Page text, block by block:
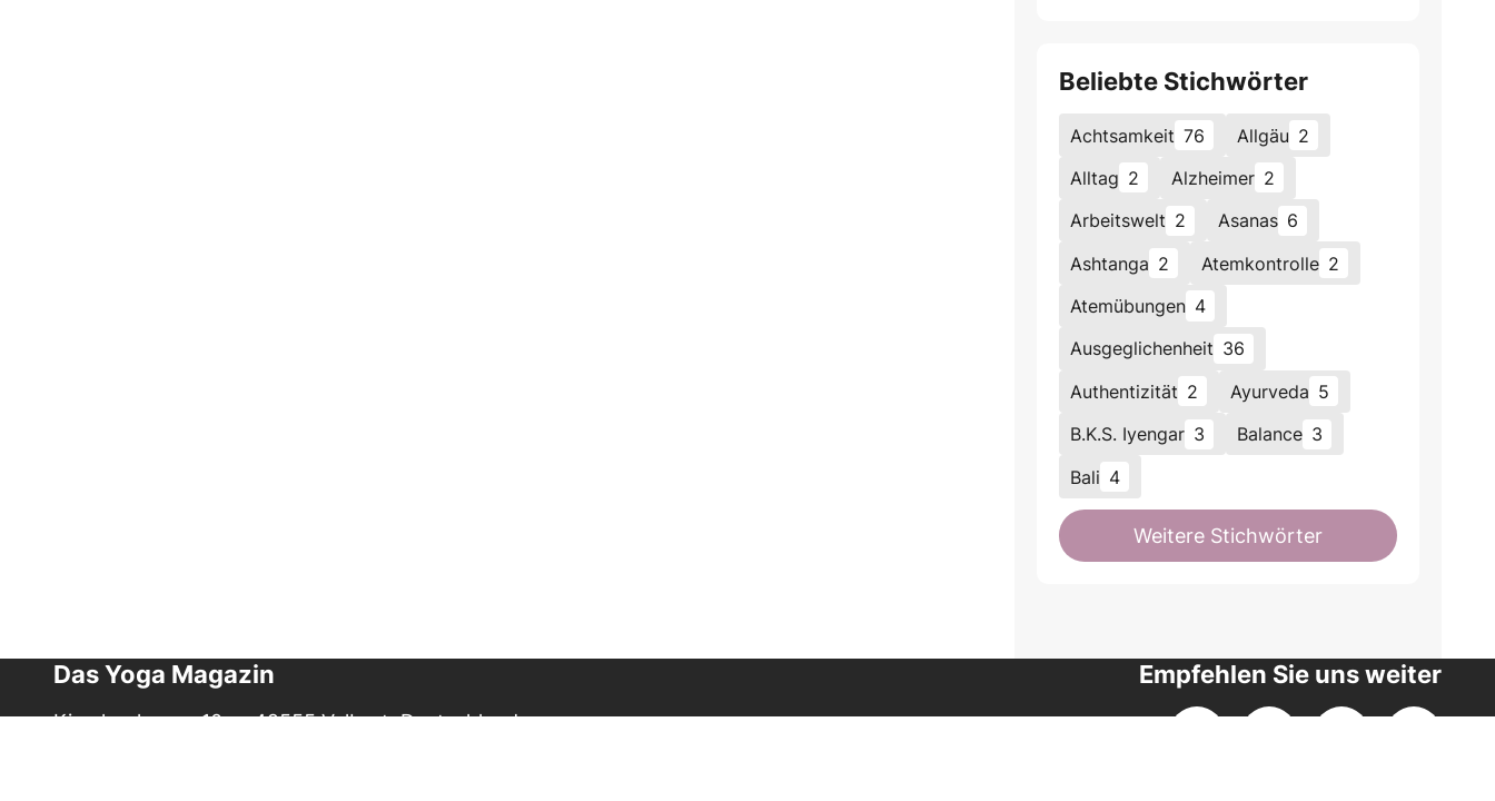
Beliebte Stichwörter
Achtsamkeit 76 Allgäu 2
Alltag 2 Alzheimer 2
Arbeitswelt 2 Asanas 6
Ashtanga 2 Atemkontrolle 2
Atemübungen 4
Ausgeglichenheit 36
Authentizität 2 Ayurveda 5
B.K.S. Iyengar 3 Balance 3
Bali 4
Weitere Stichwörter
Das Yoga Magazin
Kirschenknapp 10 - 42555 Velbert, Deutschland
Empfehlen Sie uns weiter